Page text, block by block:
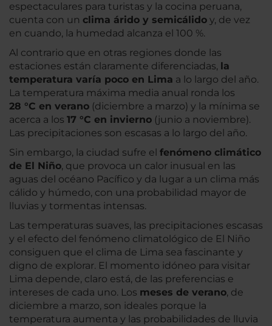
espectaculares para turistas y la cocina peruana,
cuenta con un clima árido y semicálido y, de vez
en cuando, la humedad alcanza el 100 %.
Al contrario que en otras regiones donde las
estaciones están claramente diferenciadas, la
temperatura varía poco en Lima a lo largo del año.
La temperatura máxima media anual ronda los
28 °C en verano (diciembre a marzo) y la mínima se
acerca a los 17 °C en invierno (junio a noviembre).
Las precipitaciones son escasas a lo largo del año.
Sin embargo, la ciudad sufre el fenómeno climático
de El Niño, que provoca un calor inusual en las
aguas del océano Pacífico y da lugar a un clima más
cálido y húmedo, con una probabilidad mayor de
lluvias y tormentas intensas.
Las temperaturas suaves, las precipitaciones escasas
y el efecto del fenómeno climatológico de El Niño
consiguen que el clima de Lima sea fascinante y
digno de explorar. El momento idóneo para visitar
Lima depende, claro está, de las preferencias e
intereses de cada uno. Los meses de verano, de
diciembre a marzo, son ideales porque la
temperatura aumenta y las probabilidades de lluvia